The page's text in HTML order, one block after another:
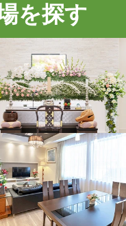
を探す